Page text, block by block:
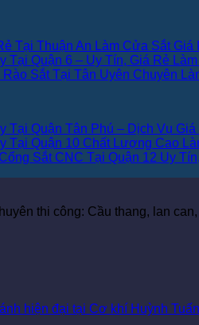
Làm Cửa Sắt Giá
Chuyên
thi công: Cầu thang, lan
hiện đại tại Cơ khí Huỳnh